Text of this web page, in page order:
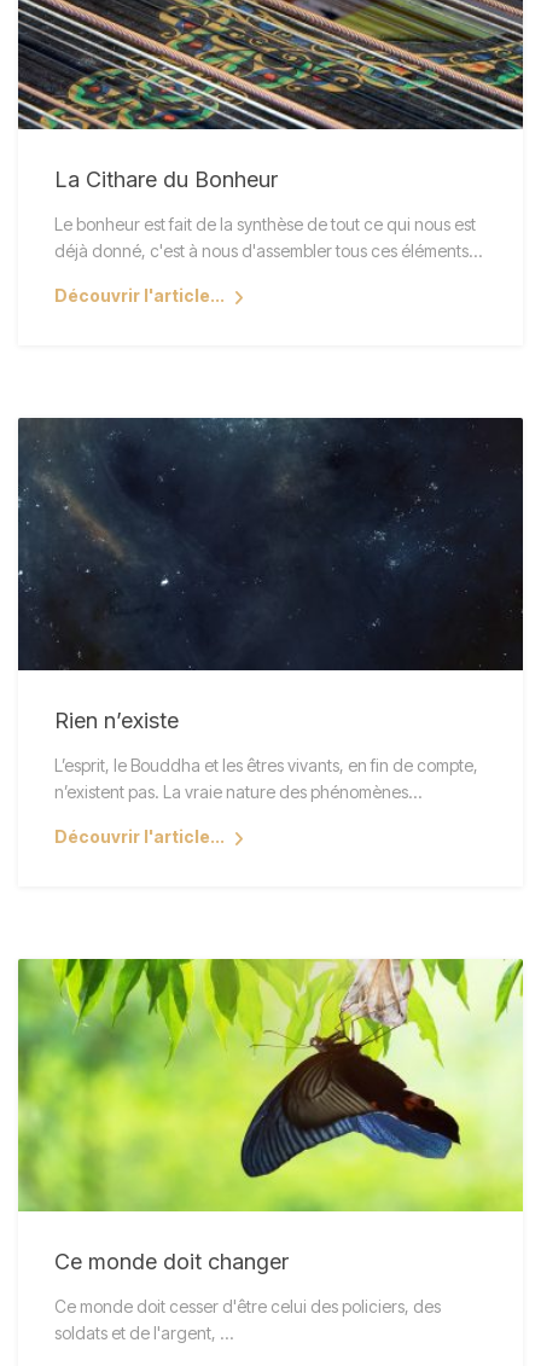
La Cithare du Bonheur
Le bonheur est fait de la synthèse de tout ce qui nous est
déjà donné, c'est à nous d'assembler tous ces éléments…
Découvrir l'article...
Rien n’existe
L’esprit, le Bouddha et les êtres vivants, en fin de compte,
n’existent pas. La vraie nature des phénomènes…
Découvrir l'article...
Ce monde doit changer
Ce monde doit cesser d'être celui des policiers, des
soldats et de l'argent, ...